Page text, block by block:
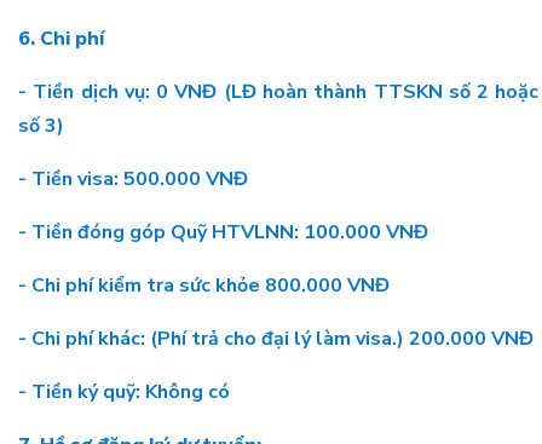
6. Chi phí
- Tiền dịch vụ: 0 VNĐ (LĐ hoàn thành TTSKN số 2 hoặc
số 3)
- Tiền visa: 500.000 VNĐ
- Tiền đóng góp Quỹ HTVLNN: 100.000 VNĐ
- Chi phí kiểm tra sức khỏe 800.000 VNĐ
- Chi phí khác: (Phí trả cho đại lý làm visa.) 200.000 VNĐ
- Tiền ký quỹ: Không có